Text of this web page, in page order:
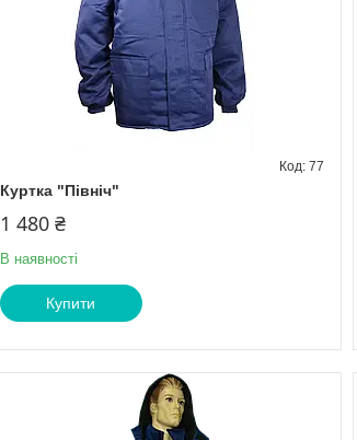
Куртка "Північ"
77
1 480 ₴
В наявності
Купити